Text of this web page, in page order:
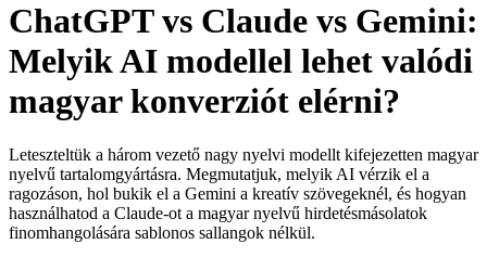
ChatGPT vs Claude vs Gemini:
Melyik AI modellel lehet valódi
magyar konverziót elérni?
Leteszteltük a három vezető nagy nyelvi modellt kifejezetten magyar
nyelvű tartalomgyártásra. Megmutatjuk, melyik AI vérzik el a
ragozáson, hol bukik el a Gemini a kreatív szövegeknél, és hogyan
használhatod a Claude-ot a magyar nyelvű hirdetésmásolatok
finomhangolására sablonos sallangok nélkül.